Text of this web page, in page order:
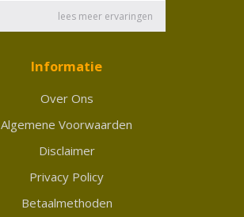
Informatie
Over Ons
Algemene Voorwaarden
Disclaimer
Privacy Policy
Betaalmethoden